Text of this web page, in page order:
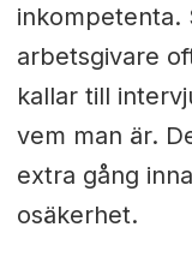
inkompetenta.
arbetsgivare
kallar till
vem man är.
extra gång
osäkerhet.